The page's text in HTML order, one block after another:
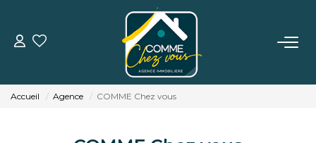
VENTE
Accueil Agence COMME Chez vous